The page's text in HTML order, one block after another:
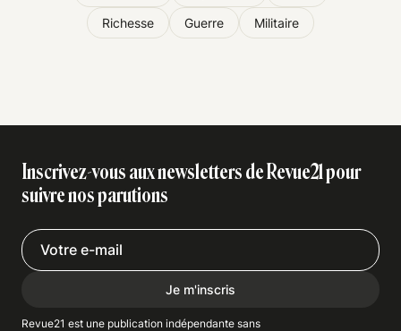
Richesse Guerre Militaire
Inscrivez-vous aux newsletters de Revue21 pour
suivre nos parutions
Je m'inscris
Revue21 est une publication indépendante sans